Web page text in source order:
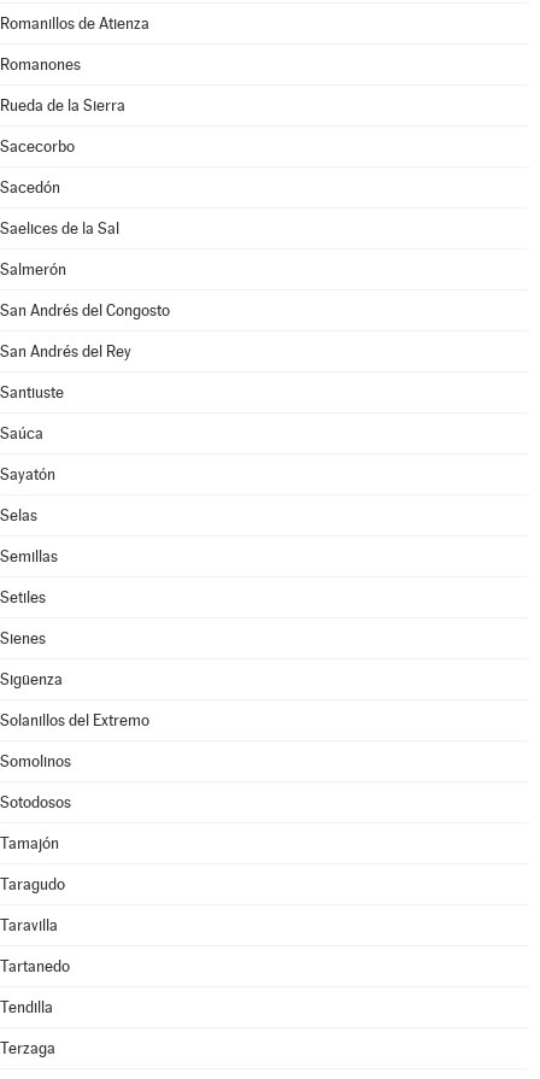
Romanillos de Atienza
Romanones
Rueda de la Sierra
Sacecorbo
Sacedón
Saelices de la Sal
Salmerón
San Andrés del Congosto
San Andrés del Rey
Santiuste
Saúca
Sayatón
Selas
Semillas
Setiles
Sienes
Sigüenza
Solanillos del Extremo
Somolinos
Sotodosos
Tamajón
Taragudo
Taravilla
Tartanedo
Tendilla
Terzaga